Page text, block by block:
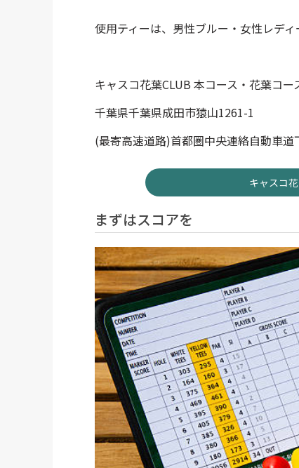
使用ティーは、男性ブルー・女性レディ
キャスコ花葉CLUB 本コース・花葉コー
千葉県千葉県成田市猿山1261-1
(最寄高速道路)首都圏中央連絡自動車道
キャスコ
まずはスコアを